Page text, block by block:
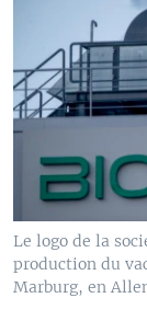
Le logo de la
production du
Marburg, en